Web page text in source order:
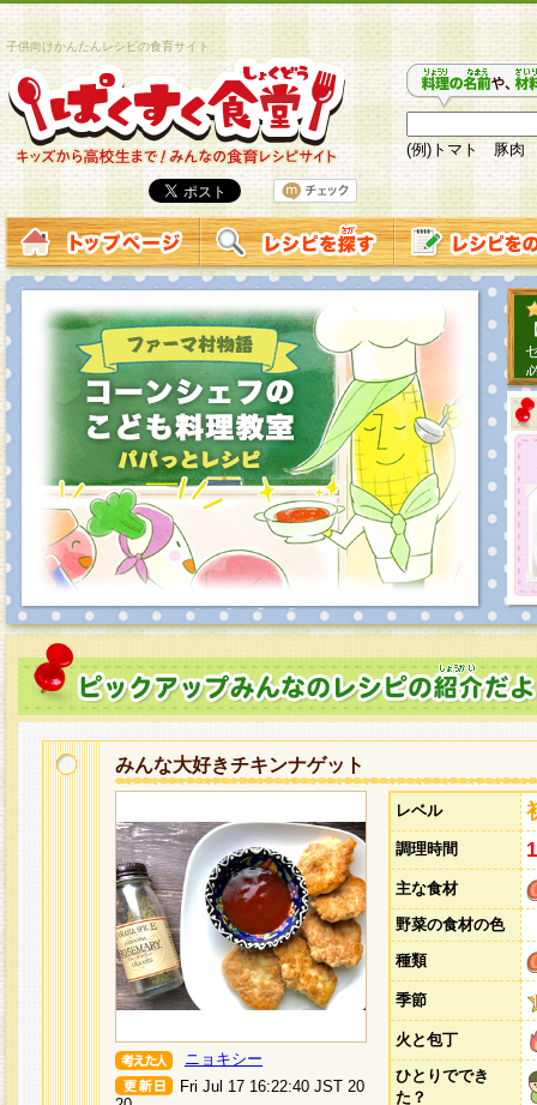
子供向けかんたんレシピの食育サイト
(例)トマト 豚肉
みんな大好きチキンナゲット
ニョキシー
Fri Jul 17 16:22:40 JST 20
レベル
調理時間
主な食材
野菜の食材の色
種類
季節
火と包丁
ひとりででき
た？